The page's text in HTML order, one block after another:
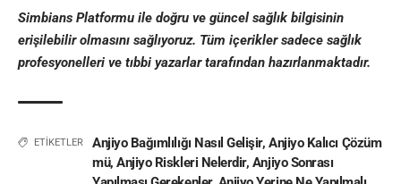
Simbians Platformu ile doğru ve güncel sağlık bilgisinin
erişilebilir olmasını sağlıyoruz. Tüm içerikler sadece sağlık
profesyonelleri ve tıbbi yazarlar tarafından hazırlanmaktadır.
ETİKETLER Anjiyo Bağımlılığı Nasıl Gelişir,Anjiyo Kalıcı Çözüm
mü,Anjiyo Riskleri Nelerdir, Anjiyo Sonrası